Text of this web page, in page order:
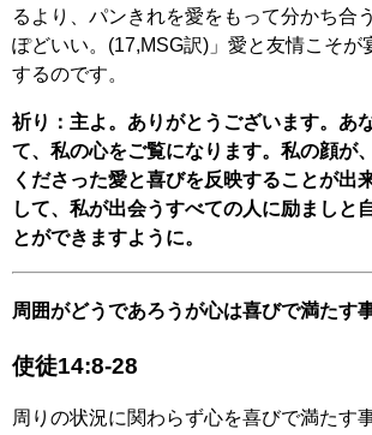
るより、パンきれを愛をもって分かち合
ぽどいい。(17,MSG訳)」愛と友情こそが
するのです。
祈り：主よ。ありがとうございます。あ
て、私の心をご覧になります。私の顔が
くださった愛と喜びを反映することが出
して、私が出会うすべての人に励ましと
とができますように。
周囲がどうであろうが心は喜びで満たす
使徒14:8-28
周りの状況に関わらず心を喜びで満たす